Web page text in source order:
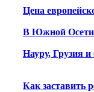
Цена
В Южной
Науру, Грузия
Как заставить